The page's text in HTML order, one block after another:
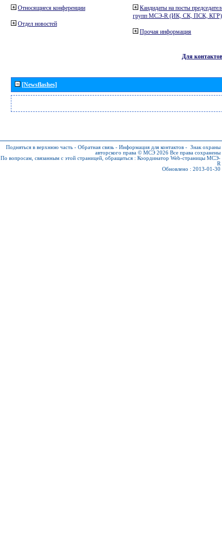
Относящиеся конференции
Отдел новостей
Кандидаты на посты
групп МСЭ-R (ИК, СК, ПСК, КГР)
Прочая информация
Для контактов
[Newsflashes]
Подняться в верхнюю часть - Обратная связь - Информация для контактов - Знак охраны
авторского права © МСЭ 2026 Все права сохранены
По вопросам, связанным с этой страницей, обращаться : Координатор Web-страницы МСЭ-
R
Обновлено : 2013-01-30